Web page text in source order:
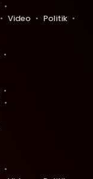
Video
Politik